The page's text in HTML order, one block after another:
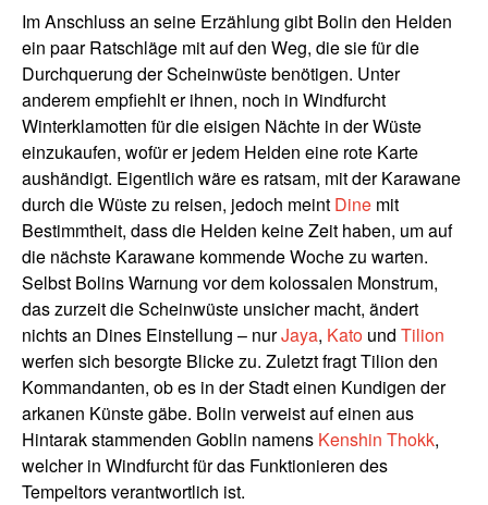
Im Anschluss an seine Erzählung gibt Bolin den Helden
ein paar Ratschläge mit auf den Weg, die sie für die
Durchquerung der Scheinwüste benötigen. Unter
anderem empfiehlt er ihnen, noch in Windfurcht
Winterklamotten für die eisigen Nächte in der Wüste
einzukaufen, wofür er jedem Helden eine rote Karte
aushändigt. Eigentlich wäre es ratsam, mit der Karawane
durch die Wüste zu reisen, jedoch meint Dine mit
Bestimmtheit, dass die Helden keine Zeit haben, um auf
die nächste Karawane kommende Woche zu warten.
Selbst Bolins Warnung vor dem kolossalen Monstrum,
das zurzeit die Scheinwüste unsicher macht, ändert
nichts an Dines Einstellung – nurJaya, Kato und Tilion
werfen sich besorgte Blicke zu. Zuletzt fragt Tilion den
Kommandanten, ob es in der Stadt einen Kundigen der
arkanen Künste gäbe. Bolin verweist auf einen aus
Hintarak stammenden Goblin namens Kenshin Thokk,
welcher in Windfurcht für das Funktionieren des
Tempeltors verantwortlich ist.